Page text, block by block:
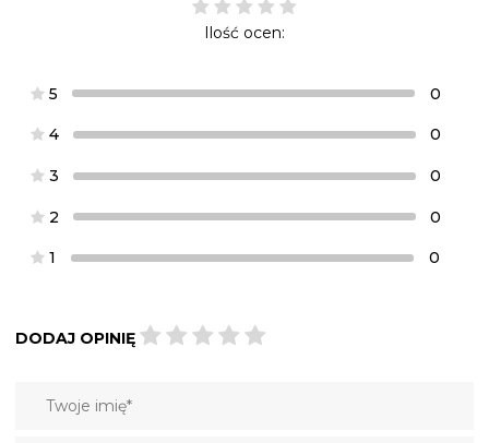
Ilość ocen:
5 0
4 0
3 0
2 0
1 0
DODAJ OPINIĘ